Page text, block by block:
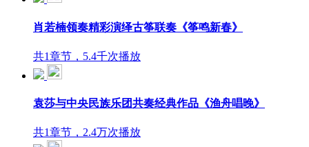
肖若楠领奏精彩演绎古筝联奏《筝鸣新春》
共1章节，5.4千次播放
袁莎与中央民族乐团共奏经典作品《渔舟唱晚》
共1章节，2.4万次播放